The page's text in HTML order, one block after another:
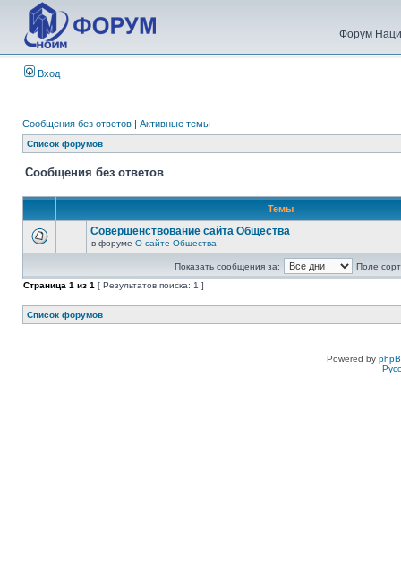
Форум
Вход
Сообщения без ответов | Активные темы
Список форумов
Сообщения без ответов
Темы
Совершенствование сайта Общества
в форуме О сайте Общества
Показать сообщения за:
Поле
Страница 1 из 1 [ Результатов поиска: 1 ]
Список форумов
Powered by